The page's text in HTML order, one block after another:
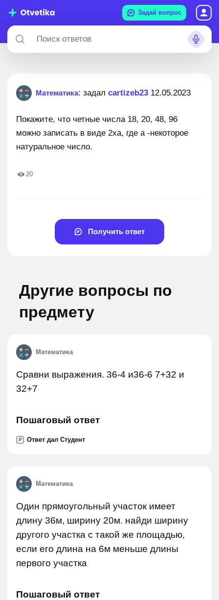
Задай вопрос
Математика: задал cartizeb23 12.05.2023
Покажите, что четные числа 18, 20, 48, 96
можно записать в виде 2ха, где а -некоторое
натуральное число.
20
Получить ответ
Другие вопросы по
предмету
Математика
Сравни выражения. 36-4 и36-6 7+32 и
32+7
Пошаговый ответ
P Ответ дал Студент
Математика
Один прямоугольный участок имеет
длину 36м, ширину 20м. найди ширину
другого участка с такой же площадью,
если его длина на 6м меньше длины
первого участка
Пошаговый ответ